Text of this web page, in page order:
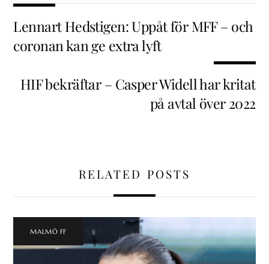
Lennart Hedstigen: Uppåt för MFF – och
coronan kan ge extra lyft
HIF bekräftar – Casper Widell har kritat
på avtal över 2022
RELATED POSTS
MALMÖ FF